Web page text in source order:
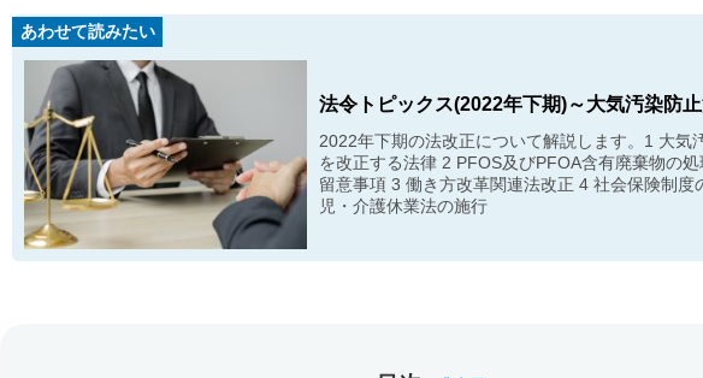
あわせて読みたい
法令トピックス(2022年下期)～大気汚染防
2022年下期の法改正について解説します。1 大気
を改正する法律 2 PFOS及びPFOA含有廃棄物の
留意事項 3 働き方改革関連法改正 4 社会保険制度
児・介護休業法の施行